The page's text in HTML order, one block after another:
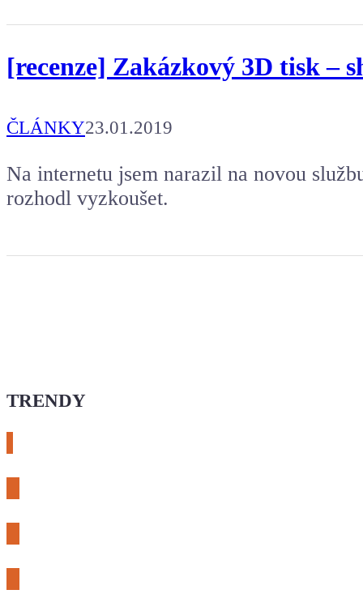
[recenze] Zakázkový 3D tisk –
ČLÁNKY23.01.2019
Na internetu jsem narazil na novou
rozhodl vyzkoušet.
TRENDY